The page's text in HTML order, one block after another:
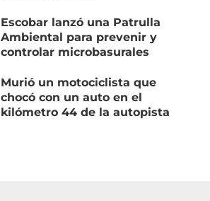
Escobar lanzó una Patrulla
Ambiental para prevenir y
controlar microbasurales
Murió un motociclista que
chocó con un auto en el
kilómetro 44 de la autopista